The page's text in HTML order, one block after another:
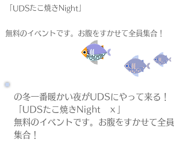
「UDSたこ焼きNight」
無料のイベントです。お腹をすかせて全員集合！
無料のイベントです。お腹をすかせて全員
集合！